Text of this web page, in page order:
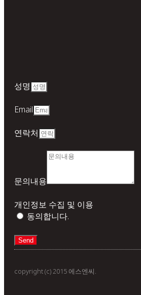
성명
Email
연락처
문의내용
개인정보 수집 및 이용
동의합니다.
Send
copyright (c) 2015 에스엔씨.